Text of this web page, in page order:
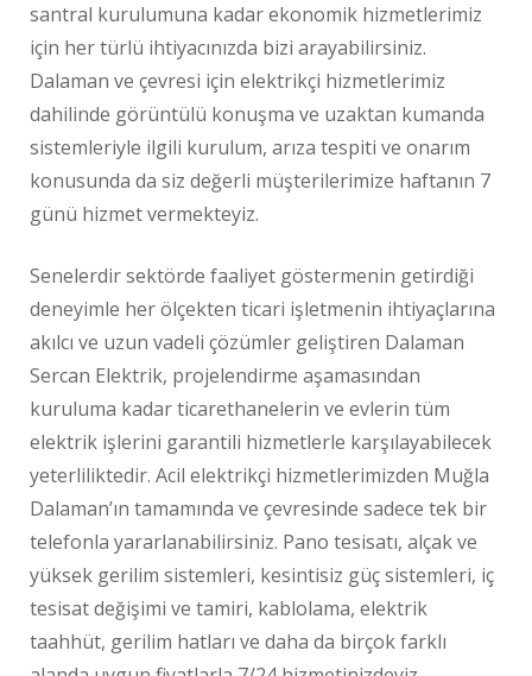
santral kurulumuna kadar ekonomik hizmetlerimiz
için her türlü ihtiyacınızda bizi arayabilirsiniz.
Dalaman ve çevresi için elektrikçi hizmetlerimiz
dahilinde görüntülü konuşma ve uzaktan kumanda
sistemleriyle ilgili kurulum, arıza tespiti ve onarım
konusunda da siz değerli müşterilerimize haftanın 7
günü hizmet vermekteyiz.
Senelerdir sektörde faaliyet göstermenin getirdiği
deneyimle her ölçekten ticari işletmenin ihtiyaçlarına
akılcı ve uzun vadeli çözümler geliştiren Dalaman
Sercan Elektrik, projelendirme aşamasından
kuruluma kadar ticarethanelerin ve evlerin tüm
elektrik işlerini garantili hizmetlerle karşılayabilecek
yeterliliktedir. Acil elektrikçi hizmetlerimizden Muğla
Dalaman’ın tamamında ve çevresinde sadece tek bir
telefonla yararlanabilirsiniz. Pano tesisatı, alçak ve
yüksek gerilim sistemleri, kesintisiz güç sistemleri, iç
tesisat değişimi ve tamiri, kablolama, elektrik
taahhüt, gerilim hatları ve daha da birçok farklı